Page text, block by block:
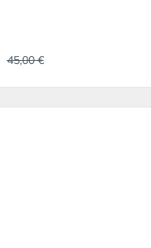
45,00 €